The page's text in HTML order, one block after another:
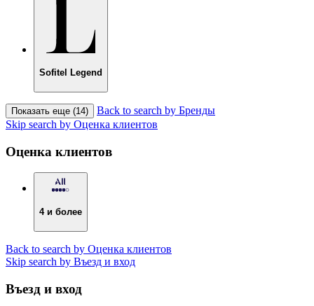
Sofitel Legend
Показать еще (14)
Back to search by Бренды
Skip search by Оценка клиентов
Оценка клиентов
4 и более
Back to search by Оценка клиентов
Skip search by Въезд и вход
Въезд и вход